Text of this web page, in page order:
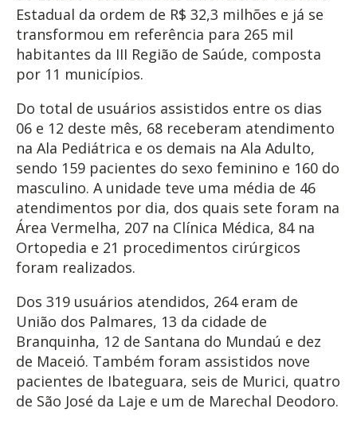
Estadual da ordem de R$ 32,3 milhões e já se
transformou em referência para 265 mil
habitantes da III Região de Saúde, composta
por 11 municípios.
Do total de usuários assistidos entre os dias
06 e 12 deste mês, 68 receberam atendimento
na Ala Pediátrica e os demais na Ala Adulto,
sendo 159 pacientes do sexo feminino e 160 do
masculino. A unidade teve uma média de 46
atendimentos por dia, dos quais sete foram na
Área Vermelha, 207 na Clínica Médica, 84 na
Ortopedia e 21 procedimentos cirúrgicos
foram realizados.
Dos 319 usuários atendidos, 264 eram de
União dos Palmares, 13 da cidade de
Branquinha, 12 de Santana do Mundaú e dez
de Maceió. Também foram assistidos nove
pacientes de Ibateguara, seis de Murici, quatro
de São José da Laje e um de Marechal Deodoro.